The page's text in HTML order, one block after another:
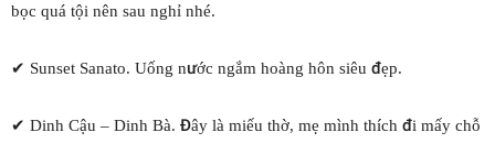
bọc quá tội nên sau nghỉ nhé.
✔ Sunset Sanato. Uống nước ngắm hoàng hôn siêu đẹp.
✔ Dinh Cậu – Dinh Bà. Đây là miếu thờ, mẹ mình thích đi mấy chỗ